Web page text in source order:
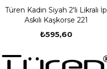
Türen Kadın Siyah 2'li Likralı İp
Askılı Kaşkorse 221
₺595,60